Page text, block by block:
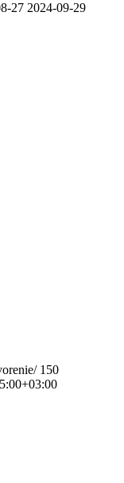
27 2024-09-29
150